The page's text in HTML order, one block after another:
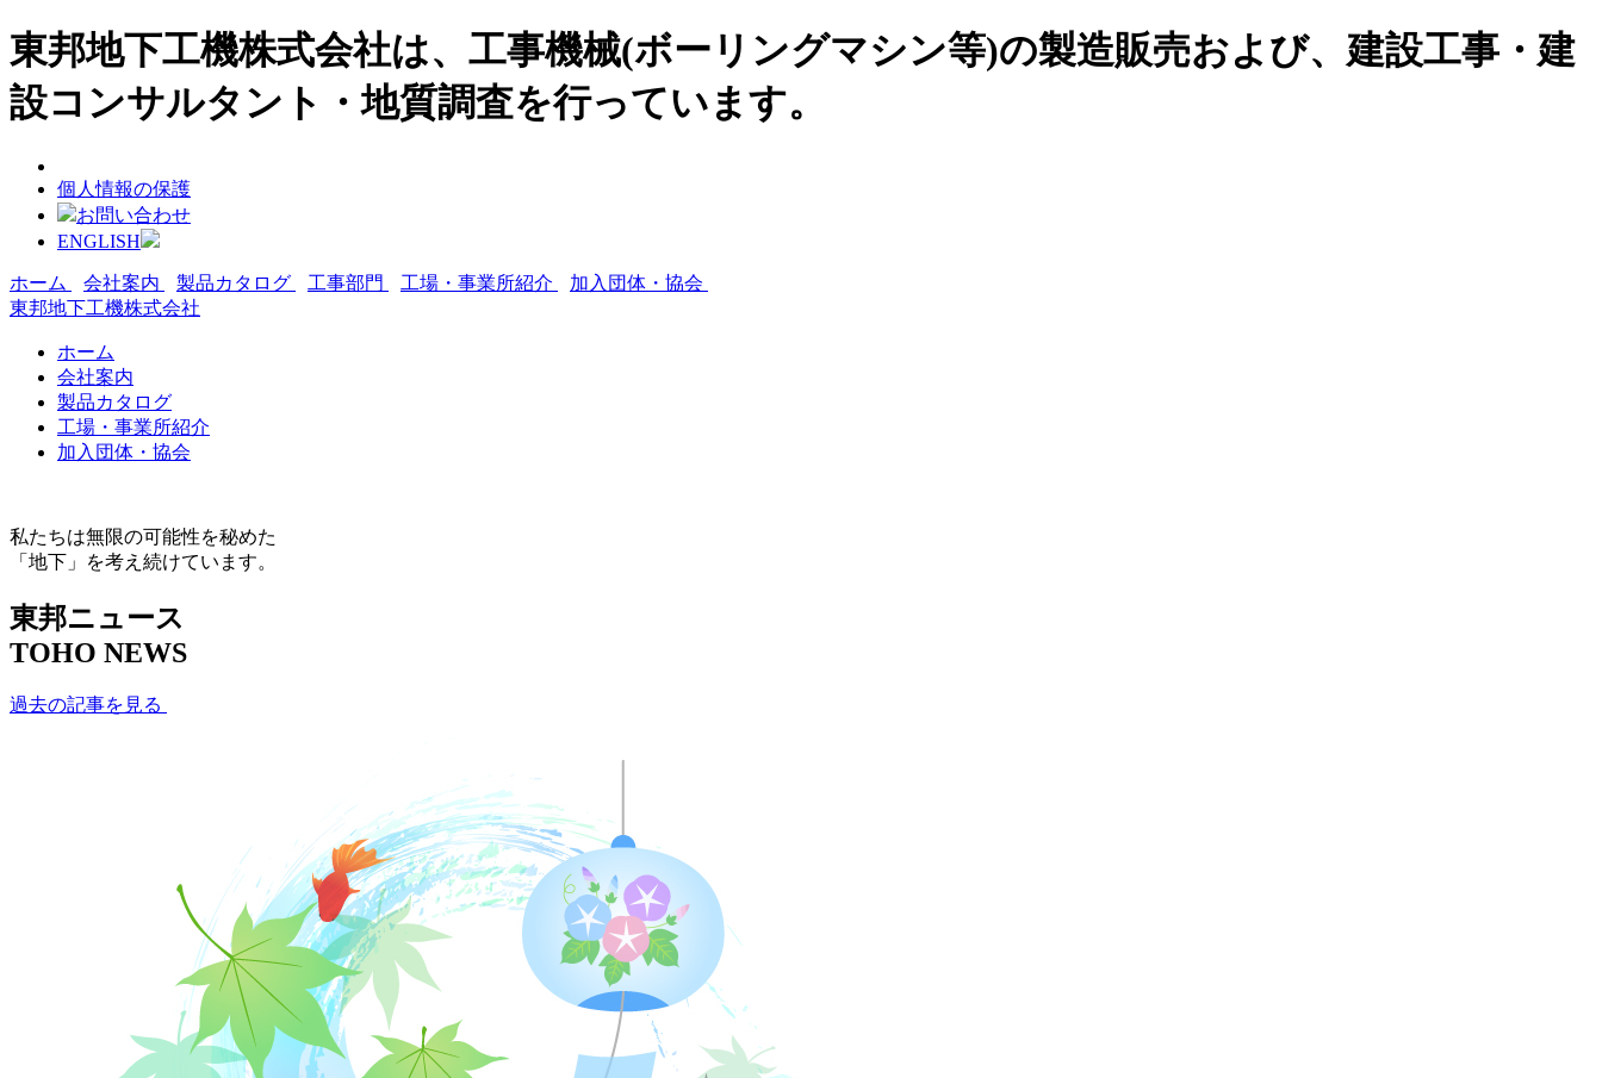
東邦地下工機株式会社は、工事機械(ボーリングマシン等)の製造販売および、建設工事・建
設コンサルタント・地質調査を行っています。
個人情報の保護
お問い合わせ
ENGLISH
ホーム 会社案内 製品カタログ 工事部門 工場・事業所紹介
加入団体・協会
東邦地下工機株式会社
ホーム
会社案内
製品カタログ
工場・事業所紹介
加入団体・協会
私たちは無限の可能性を秘めた
「地下」を考え続けています。
東邦ニュース
TOHO NEWS
過去の記事を見る